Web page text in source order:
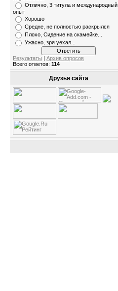
Отлично, 3 титула и международный
опыт
Хорошо
Средне, не полностью раскрылся
Плохо, Сидение на скамейке...
Ужасно, зря уехал...
Результаты | Архив опросов
Всего ответов: 114
Друзья сайта